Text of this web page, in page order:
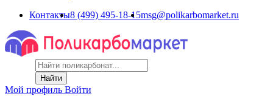
Контакты8 (499) 495-18-15msg@polikarbomarket.ru
Найти
Мой профиль Войти